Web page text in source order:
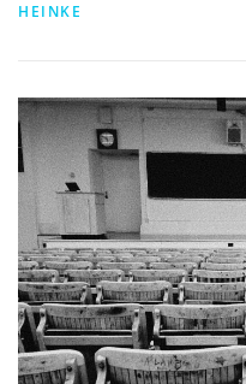
HEINKE